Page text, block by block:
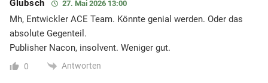
Glubsch 27. Mai 2026 13:00
Mh, Entwickler ACE Team. Könnte genial werden. Oder das
absolute Gegenteil.
Publisher Nacon, insolvent. Weniger gut.
0 Antworten